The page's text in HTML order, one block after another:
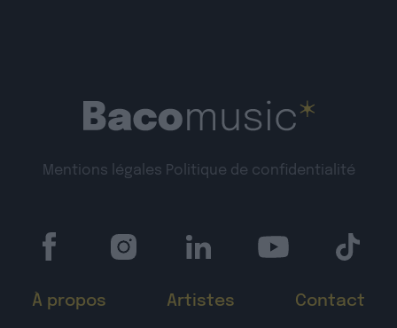
Mentions légales Politique de confidentialité
À propos Artistes Contact